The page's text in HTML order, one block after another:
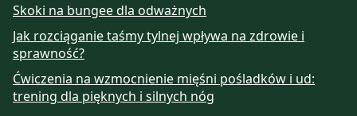
Skoki na bungee dla odważnych
Jak rozciąganie taśmy tylnej wpływa na zdrowie i
sprawność?
Ćwiczenia na wzmocnienie mięśni pośladków i ud:
trening dla pięknych i silnych nóg